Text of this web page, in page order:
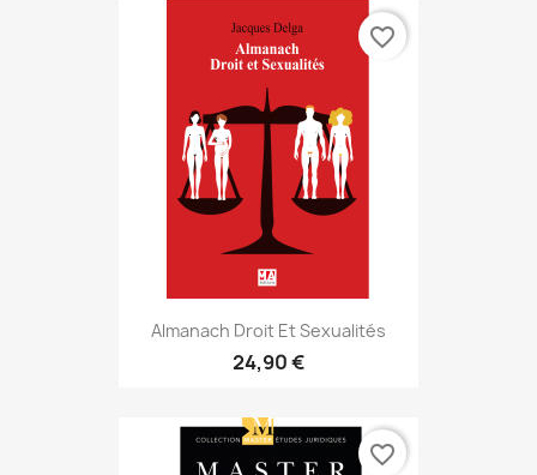
Almanach Droit Et Sexualités
24,90 €
favorite_border
favorite_border